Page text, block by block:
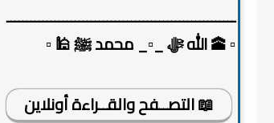
ـــــــــــــــــــــــــــــــــــــــــــــــــــــــــ
▫️ 🕋 الله ﷻ _▫️_ محمد ﷺ 🕌 ▫️
📖 التصــفح والقــراءة أونلاين